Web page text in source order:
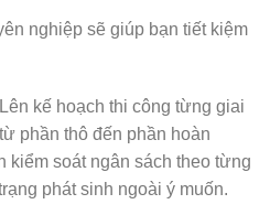
nghiệp sẽ giúp bạn tiết kiệm
Lên kế hoạch thi công từng giai
phần thô đến phần hoàn
kiểm soát ngân sách theo từng
phát sinh ngoài ý muốn.